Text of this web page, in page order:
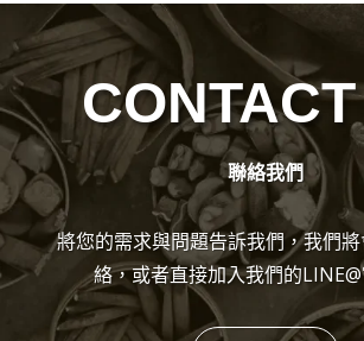
聯絡我們
將您的需求與問題告訴我們，我們
絡，或者直接加入我們的